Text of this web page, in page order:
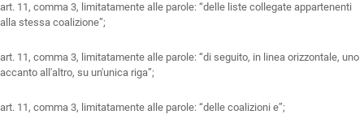
art. 11, comma 3, limitatamente alle parole: “delle liste collegate appartenenti
alla stessa coalizione”;
art. 11, comma 3, limitatamente alle parole: “di seguito, in linea orizzontale, uno
accanto all'altro, su un'unica riga”;
art. 11, comma 3, limitatamente alle parole: “delle coalizioni e”;